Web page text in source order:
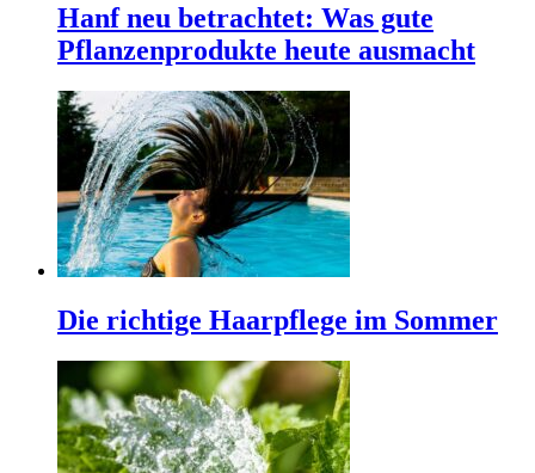
Hanf neu betrachtet: Was gute
Pflanzenprodukte heute ausmacht
Die richtige Haarpflege im Sommer